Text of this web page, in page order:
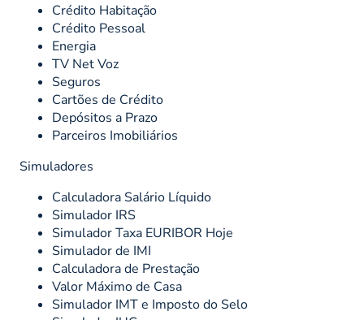
Crédito Habitação
Crédito Pessoal
Energia
TV Net Voz
Seguros
Cartões de Crédito
Depósitos a Prazo
Parceiros Imobiliários
Simuladores
Calculadora Salário Líquido
Simulador IRS
Simulador Taxa EURIBOR Hoje
Simulador de IMI
Calculadora de Prestação
Valor Máximo de Casa
Simulador IMT e Imposto do Selo